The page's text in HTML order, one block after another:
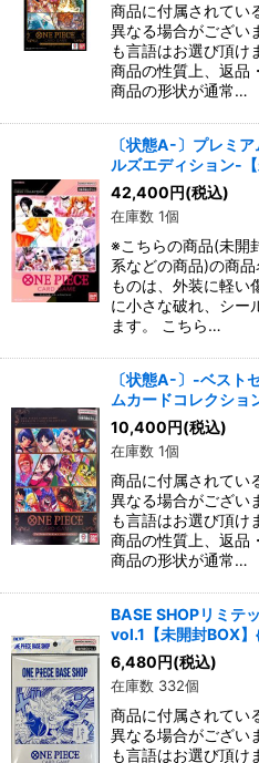
商品に付属されてい
異なる場合がござい
も言語はお選び頂け
商品の性質上、返品
商品の形状が通常…
〔状態A-〕プレミ
ルズエディション-
42,400円(税込)
在庫数 1個
※こちらの商品(未開
系などの商品)の商
ものは、外装に軽い
に小さな破れ、シー
ます。 こちら…
〔状態A-〕-ベスト
ムカードコレクシ
10,400円(税込)
在庫数 1個
商品に付属されてい
異なる場合がござい
も言語はお選び頂け
商品の性質上、返品
商品の形状が通常…
BASE SHOPリミテ
vol.1【未開封BOX
6,480円(税込)
在庫数 332個
商品に付属されてい
異なる場合がござい
も言語はお選び頂け